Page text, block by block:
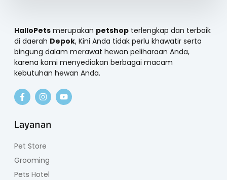
HalloPets merupakan petshop terlengkap dan terbaik
di daerah Depok, Kini Anda tidak perlu khawatir serta
bingung dalam merawat hewan peliharaan Anda,
karena kami menyediakan berbagai macam
kebutuhan hewan Anda.
Layanan
Pet Store
Grooming
Pets Hotel